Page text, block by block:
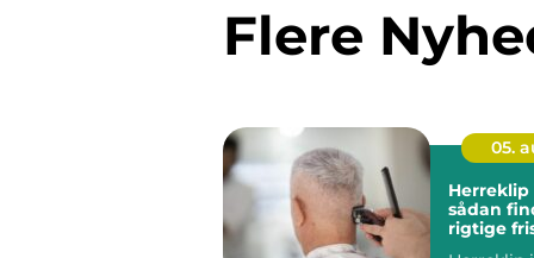
Flere
05.
Herreklip
sådan
rigtige